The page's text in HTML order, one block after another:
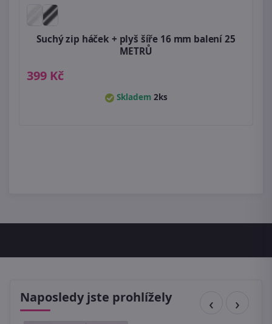
Suchý zip háček + plyš šíře 16 mm balení 25
METRŮ
399 Kč
Skladem 2ks
Naposledy jste prohlížely